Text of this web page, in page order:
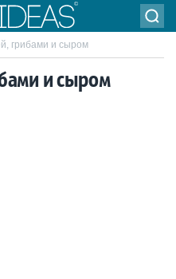
грибами и сыром
и сыром